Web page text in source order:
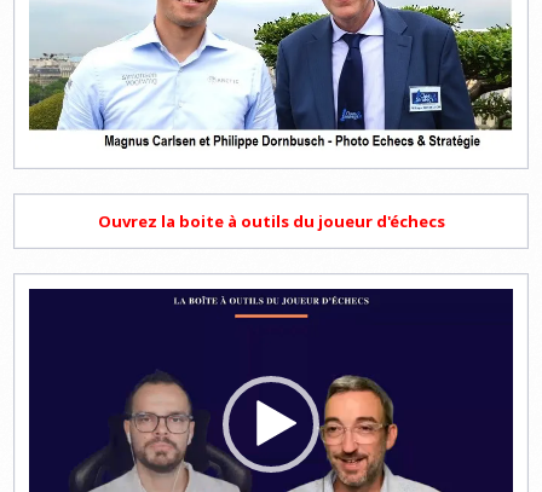
Ouvrez la boite à outils du joueur d'échecs